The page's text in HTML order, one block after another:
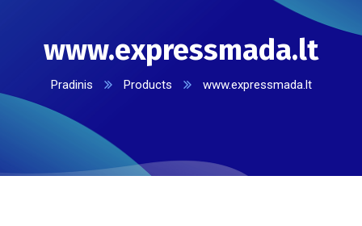
www.expressmada.lt
Pradinis Products www.expressmada.lt